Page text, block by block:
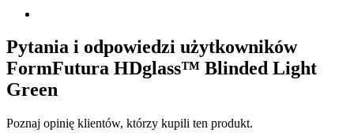
Pytania i odpowiedzi użytkowników
FormFutura HDglass™ Blinded Light
Green
Poznaj opinię klientów, którzy kupili ten produkt.